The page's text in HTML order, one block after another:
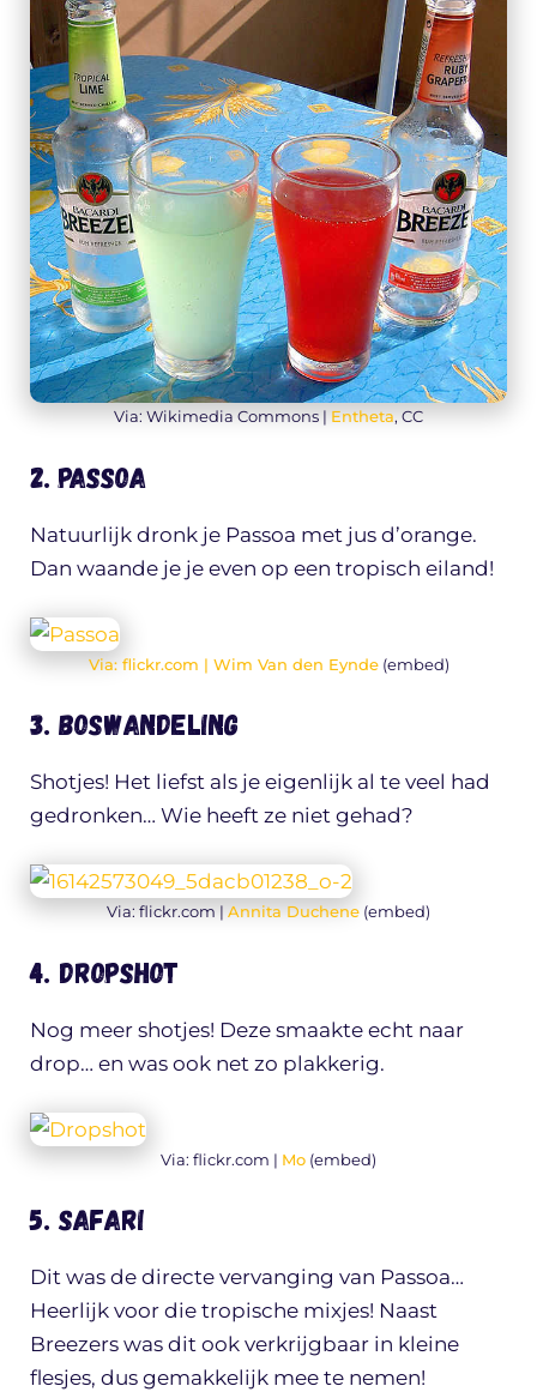
Via: Wikimedia Commons | Entheta, CC
2. Passoa
Natuurlijk dronk je Passoa met jus d’orange.
Dan waande je je even op een tropisch eiland!
Via: flickr.com | Wim Van den Eynde(embed)
3. Boswandeling
Shotjes! Het liefst als je eigenlijk al te veel had
gedronken… Wie heeft ze niet gehad?
Via: flickr.com | Annita Duchene (embed)
4. Dropshot
Nog meer shotjes! Deze smaakte echt naar
drop… en was ook net zo plakkerig.
Via: flickr.com | Mo (embed)
5. Safari
Dit was de directe vervanging van Passoa…
Heerlijk voor die tropische mixjes! Naast
Breezers was dit ook verkrijgbaar in kleine
flesjes, dus gemakkelijk mee te nemen!